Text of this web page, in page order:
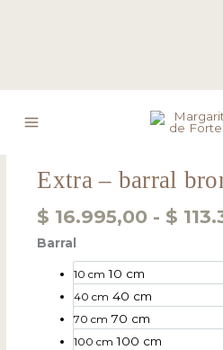
Extra – barral
$ 16.995,00 - $
Barral
10 cm 10 cm
40 cm 40 cm
70 cm 70 cm
100 cm 100 cm
-
bronce